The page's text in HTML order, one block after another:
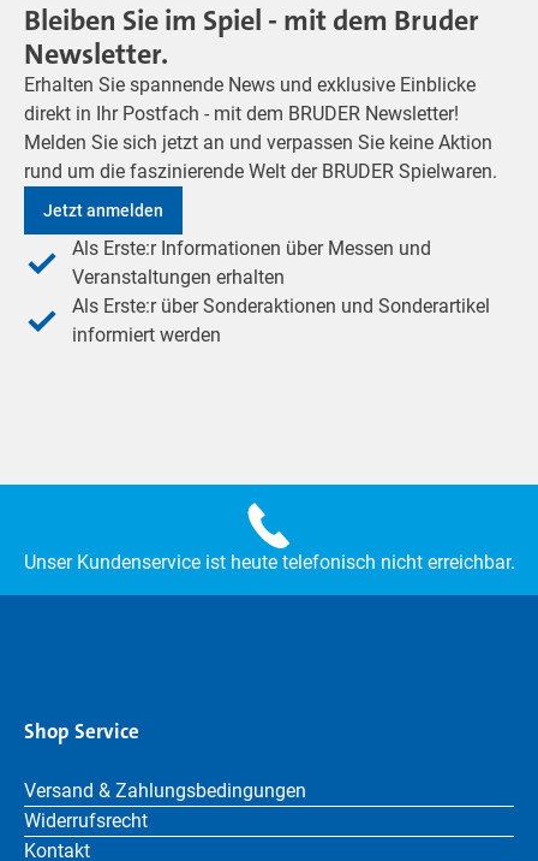
Bleiben Sie im Spiel - mit dem Bruder
Newsletter.
Erhalten Sie spannende News und exklusive Einblicke
direkt in Ihr Postfach - mit dem BRUDER Newsletter!
Melden Sie sich jetzt an und verpassen Sie keine Aktion
rund um die faszinierende Welt der BRUDER Spielwaren.
Jetzt anmelden
Als Erste:r Informationen über Messen und
Veranstaltungen erhalten
Als Erste:r über Sonderaktionen und Sonderartikel
informiert werden
Unser Kundenservice ist heute telefonisch nicht erreichbar.
Shop Service
Versand & Zahlungsbedingungen
Widerrufsrecht
Kontakt